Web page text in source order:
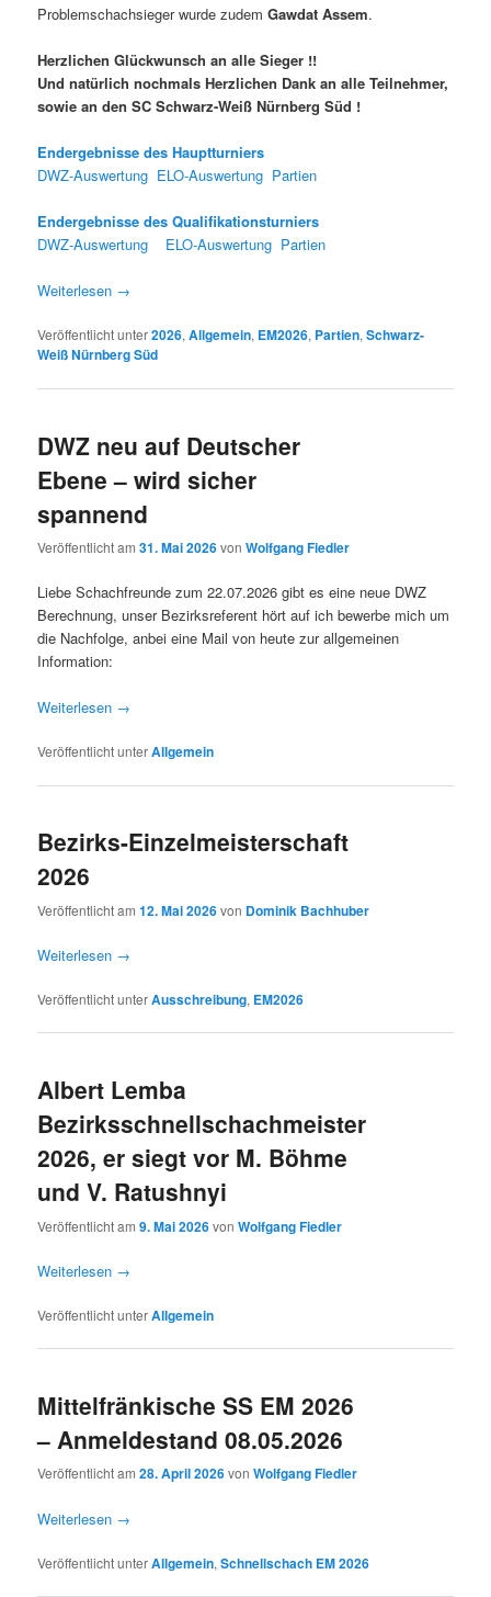
Problemschachsieger wurde zudemGawdat Assem.
Herzlichen Glückwunsch an alle Sieger !!
Und natürlich nochmals Herzlichen Dank an alle Teilnehmer,
sowie an den SC Schwarz-Weiß Nürnberg Süd !
Endergebnisse des Hauptturniers
DWZ-Auswertung ELO-Auswertung Partien
Endergebnisse des Qualifikationsturniers
DWZ-Auswertung
ELO-Auswertung Partien
Weiterlesen →
Veröffentlicht unter2026,Allgemein, EM2026, Partien,Schwarz-
Weiß Nürnberg Süd
DWZ neu auf Deutscher
Ebene – wird sicher
spannend
Veröffentlicht am31. Mai 2026vonWolfgang Fiedler
Liebe Schachfreunde zum 22.07.2026 gibt es eine neue DWZ
Berechnung, unser Bezirksreferent hört auf ich bewerbe mich um
die Nachfolge, anbei eine Mail von heute zur allgemeinen
Information:
Weiterlesen →
Veröffentlicht unterAllgemein
Bezirks-Einzelmeisterschaft
2026
Veröffentlicht am12. Mai 2026von Dominik Bachhuber
Weiterlesen →
Veröffentlicht unterAusschreibung, EM2026
Albert Lemba
Bezirksschnellschachmeister
2026, er siegt vor M. Böhme
und V. Ratushnyi
Veröffentlicht am9. Mai 2026vonWolfgang Fiedler
Weiterlesen →
Veröffentlicht unterAllgemein
Mittelfränkische SS EM 2026
– Anmeldestand 08.05.2026
Veröffentlicht am28. April 2026vonWolfgang Fiedler
Weiterlesen →
Veröffentlicht unterAllgemein,Schnellschach EM 2026